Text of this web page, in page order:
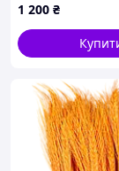
життя, кругла
дерево життя
1 200 ₴